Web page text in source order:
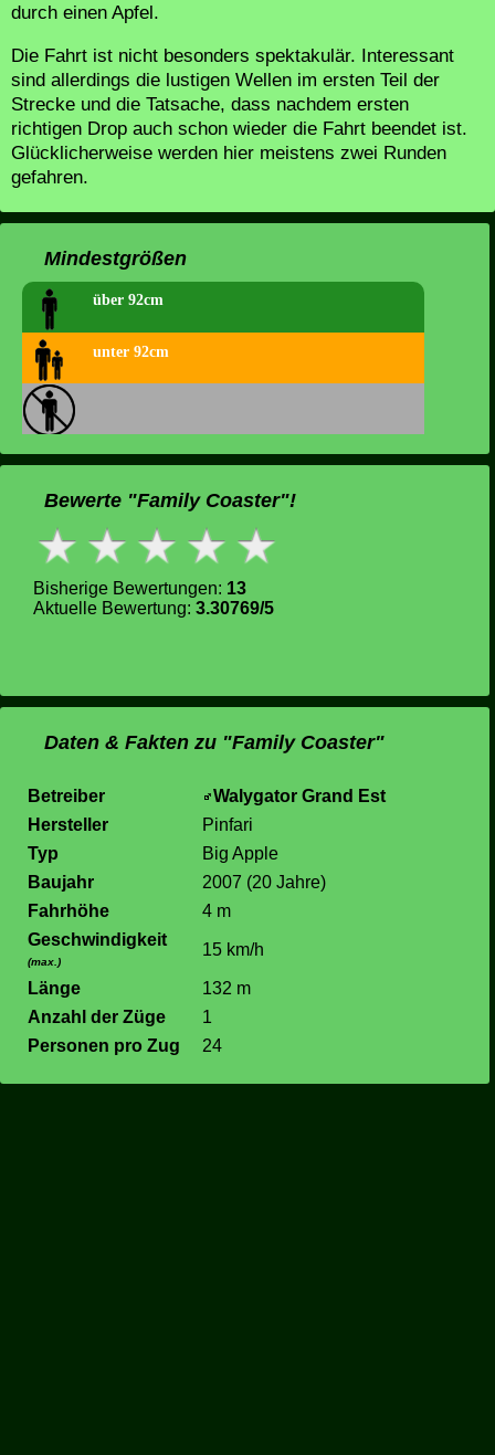
durch einen Apfel.
Die Fahrt ist nicht besonders spektakulär. Interessant
sind allerdings die lustigen Wellen im ersten Teil der
Strecke und die Tatsache, dass nachdem ersten
richtigen Drop auch schon wieder die Fahrt beendet ist.
Glücklicherweise werden hier meistens zwei Runden
gefahren.
Mindestgrößen
über 92cm
unter 92cm
Bewerte "Family Coaster"!
Bisherige Bewertungen: 13
Aktuelle Bewertung: 3.30769/5
Daten & Fakten zu "Family Coaster"
Betreiber
Walygator Grand Est
Hersteller
Pinfari
Typ
Big Apple
Baujahr
2007 (20 Jahre)
Fahrhöhe
4 m
Geschwindigkeit
(max.)
15 km/h
Länge
132 m
Anzahl der Züge
1
Personen pro Zug
24